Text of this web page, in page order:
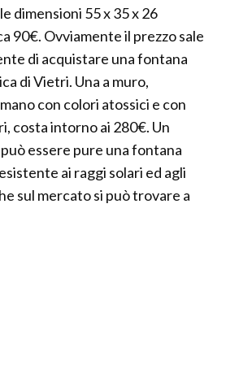
dimensioni 55 x 35 x 26
90€. Ovviamente il prezzo sale
di acquistare una fontana
di Vietri. Una a muro,
con colori atossici e con
costa intorno ai 280€. Un
essere pure una fontana
ai raggi solari ed agli
sul mercato si può trovare a